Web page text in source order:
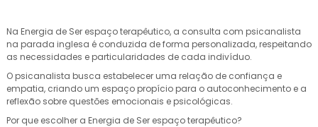
Na Energia de Ser espaço terapêutico, a consulta com psicanalista
na parada inglesa é conduzida de forma personalizada, respeitando
as necessidades e particularidades de cada indivíduo.
O psicanalista busca estabelecer uma relação de confiança e
empatia, criando um espaço propício para o autoconhecimento e a
reflexão sobre questões emocionais e psicológicas.
Por que escolher a Energia de Ser espaço terapêutico?